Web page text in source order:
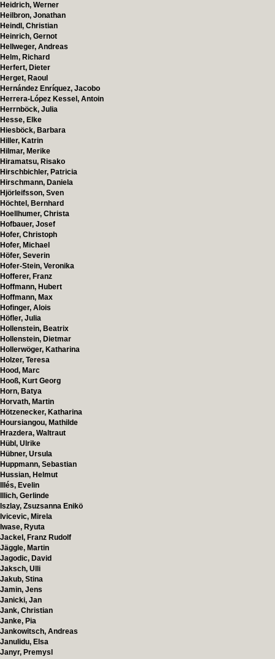
Heidrich, Werner
Heilbron, Jonathan
Heindl, Christian
Heinrich, Gernot
Hellweger, Andreas
Helm, Richard
Herfert, Dieter
Herget, Raoul
Hernández Enríquez, Jacobo
Herrera-López Kessel, Antoin
Herrnböck, Julia
Hesse, Elke
Hiesböck, Barbara
Hiller, Katrin
Hilmar, Merike
Hiramatsu, Risako
Hirschbichler, Patricia
Hirschmann, Daniela
Hjörleifsson, Sven
Höchtel, Bernhard
Hoellhumer, Christa
Hofbauer, Josef
Hofer, Christoph
Hofer, Michael
Höfer, Severin
Hofer-Stein, Veronika
Hofferer, Franz
Hoffmann, Hubert
Hoffmann, Max
Hofinger, Alois
Höfler, Julia
Hollenstein, Beatrix
Hollenstein, Dietmar
Hollerwöger, Katharina
Holzer, Teresa
Hood, Marc
Hooß, Kurt Georg
Horn, Batya
Horvath, Martin
Hötzenecker, Katharina
Hoursiangou, Mathilde
Hrazdera, Waltraut
Hübl, Ulrike
Hübner, Ursula
Huppmann, Sebastian
Hussian, Helmut
Illés, Evelin
Illich, Gerlinde
Iszlay, Zsuzsanna Enikö
Ivicevic, Mirela
Iwase, Ryuta
Jackel, Franz Rudolf
Jäggle, Martin
Jagodic, David
Jaksch, Ulli
Jakub, Stina
Jamin, Jens
Janicki, Jan
Jank, Christian
Janke, Pia
Jankowitsch, Andreas
Janulidu, Elsa
Janyr, Premysl